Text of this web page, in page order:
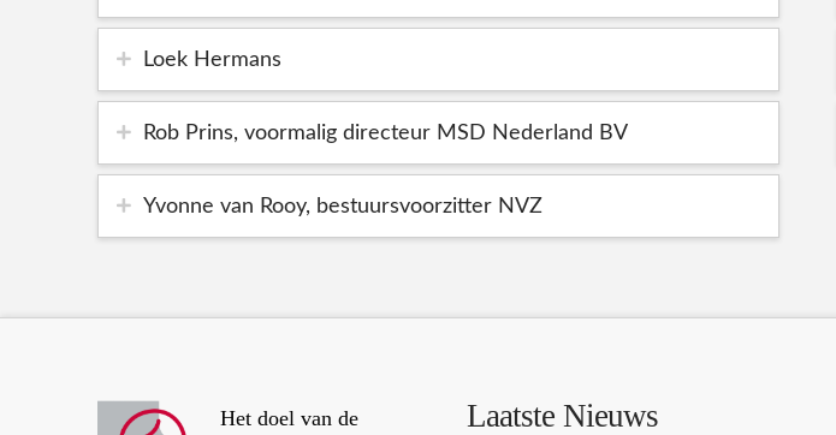
Loek Hermans
Rob Prins, voormalig directeur MSD Nederland BV
Yvonne van Rooy, bestuursvoorzitter NVZ
Het doel van de
Laatste Nieuws